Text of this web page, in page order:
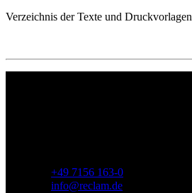
Verzeichnis der Texte und Druckvorlagen
+49 7156 163-0
info@reclam.de